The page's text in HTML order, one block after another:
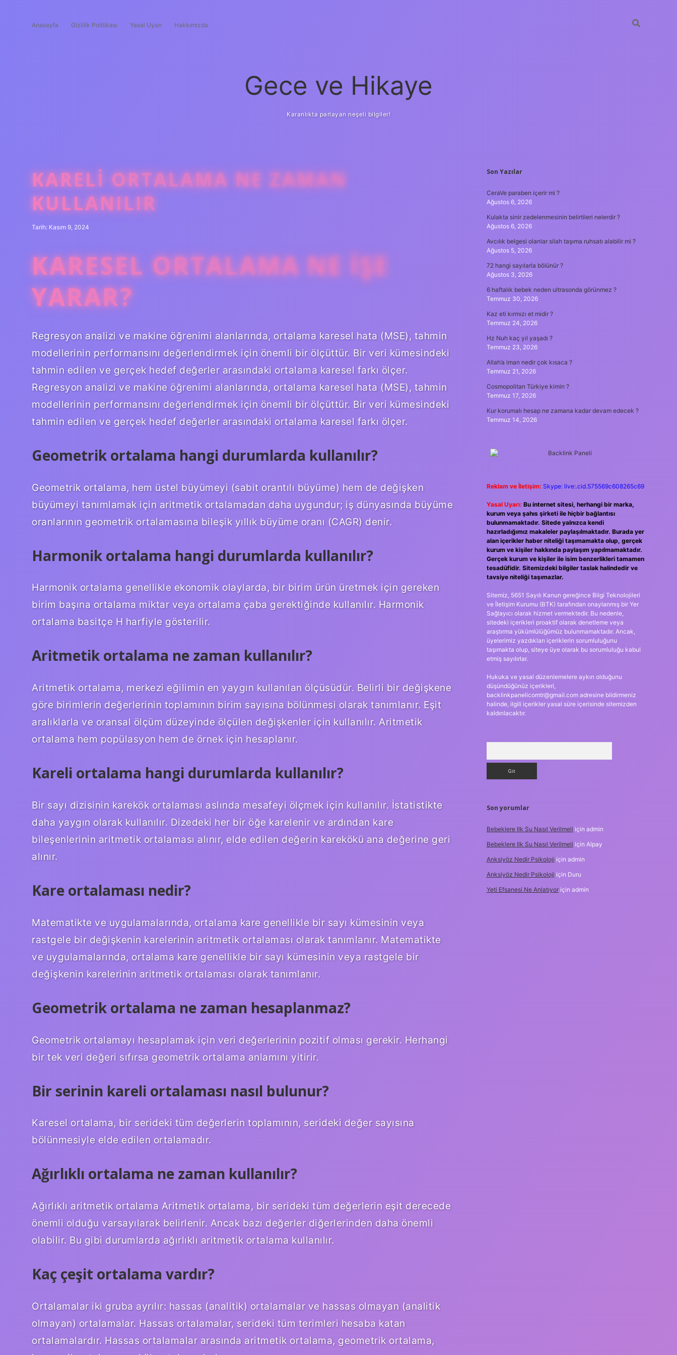
Anasayfa Gizlilik Politikası Yasal Uyarı Hakkımızda
Gece ve Hikaye
Karanlıkta parlayan neşeli bilgiler!
KARELI ORTALAMA NE ZAMAN
KULLANILIR
Tarih: Kasım 9, 2024
KARESEL ORTALAMA NE IŞE
YARAR?
Regresyon analizi ve makine öğrenimi alanlarında, ortalama karesel hata (MSE), tahmin
modellerinin performansını değerlendirmek için önemli bir ölçüttür. Bir veri kümesindeki
tahmin edilen ve gerçek hedef değerler arasındaki ortalama karesel farkı ölçer.
Regresyon analizi ve makine öğrenimi alanlarında, ortalama karesel hata (MSE), tahmin
modellerinin performansını değerlendirmek için önemli bir ölçüttür. Bir veri kümesindeki
tahmin edilen ve gerçek hedef değerler arasındaki ortalama karesel farkı ölçer.
Geometrik ortalama hangi durumlarda kullanılır?
Geometrik ortalama, hem üstel büyümeyi (sabit orantılı büyüme) hem de değişken
büyümeyi tanımlamak için aritmetik ortalamadan daha uygundur; iş dünyasında büyüme
oranlarının geometrik ortalamasına bileşik yıllık büyüme oranı (CAGR) denir.
Harmonik ortalama hangi durumlarda kullanılır?
Harmonik ortalama genellikle ekonomik olaylarda, bir birim ürün üretmek için gereken
birim başına ortalama miktar veya ortalama çaba gerektiğinde kullanılır. Harmonik
ortalama basitçe H harfiyle gösterilir.
Aritmetik ortalama ne zaman kullanılır?
Aritmetik ortalama, merkezi eğilimin en yaygın kullanılan ölçüsüdür. Belirli bir değişkene
göre birimlerin değerlerinin toplamının birim sayısına bölünmesi olarak tanımlanır. Eşit
aralıklarla ve oransal ölçüm düzeyinde ölçülen değişkenler için kullanılır. Aritmetik
ortalama hem popülasyon hem de örnek için hesaplanır.
Kareli ortalama hangi durumlarda kullanılır?
Bir sayı dizisinin karekök ortalaması aslında mesafeyi ölçmek için kullanılır. İstatistikte
daha yaygın olarak kullanılır. Dizedeki her bir öğe karelenir ve ardından kare
bileşenlerinin aritmetik ortalaması alınır, elde edilen değerin karekökü ana değerine geri
alınır.
Kare ortalaması nedir?
Matematikte ve uygulamalarında, ortalama kare genellikle bir sayı kümesinin veya
rastgele bir değişkenin karelerinin aritmetik ortalaması olarak tanımlanır. Matematikte
ve uygulamalarında, ortalama kare genellikle bir sayı kümesinin veya rastgele bir
değişkenin karelerinin aritmetik ortalaması olarak tanımlanır.
Geometrik ortalama ne zaman hesaplanmaz?
Geometrik ortalamayı hesaplamak için veri değerlerinin pozitif olması gerekir. Herhangi
bir tek veri değeri sıfırsa geometrik ortalama anlamını yitirir.
Bir serinin kareli ortalaması nasıl bulunur?
Karesel ortalama, bir serideki tüm değerlerin toplamının, serideki değer sayısına
bölünmesiyle elde edilen ortalamadır.
Ağırlıklı ortalama ne zaman kullanılır?
Ağırlıklı aritmetik ortalama Aritmetik ortalama, bir serideki tüm değerlerin eşit derecede
önemli olduğu varsayılarak belirlenir. Ancak bazı değerler diğerlerinden daha önemli
olabilir. Bu gibi durumlarda ağırlıklı aritmetik ortalama kullanılır.
Kaç çeşit ortalama vardır?
Ortalamalar iki gruba ayrılır: hassas (analitik) ortalamalar ve hassas olmayan (analitik
olmayan) ortalamalar. Hassas ortalamalar, serideki tüm terimleri hesaba katan
ortalamalardır. Hassas ortalamalar arasında aritmetik ortalama, geometrik ortalama,
SIDEBAR
Son Yazılar
CeraVe paraben içerir mi ?
Ağustos 6, 2026
Kulakta sinir zedelenmesinin belirtileri nelerdir ?
Ağustos 6, 2026
Avcılık belgesi olanlar silah taşıma ruhsatı alabilir mi ?
Ağustos 5, 2026
72 hangi sayılarla bölünür ?
Ağustos 3, 2026
6 haftalık bebek neden ultrasonda görünmez ?
Temmuz 30, 2026
Kaz eti kırmızı et midir ?
Temmuz 24, 2026
Hz Nuh kaç yıl yaşadı ?
Temmuz 23, 2026
Allah’a iman nedir çok kısaca ?
Temmuz 21, 2026
Cosmopolitan Türkiye kimin ?
Temmuz 17, 2026
Kur korumalı hesap ne zamana kadar devam edecek ?
Temmuz 14, 2026
Reklam ve İletişim: Skype: live:.cid.575569c608265c69
Yasal Uyarı: Bu internet sitesi, herhangi bir marka,
kurum veya şahıs şirketi ile hiçbir bağlantısı
bulunmamaktadır. Sitede yalnızca kendi
hazırladığımız makaleler paylaşılmaktadır. Burada yer
alan içerikler haber niteliği taşımamakta olup, gerçek
kurum ve kişiler hakkında paylaşım yapılmamaktadır.
Gerçek kurum ve kişiler ile isim benzerlikleri tamamen
tesadüfidir. Sitemizdeki bilgiler taslak halindedir ve
tavsiye niteliği taşımazlar.
Sitemiz, 5651 Sayılı Kanun gereğince Bilgi Teknolojileri
ve İletişim Kurumu (BTK) tarafından onaylanmış bir Yer
Sağlayıcı olarak hizmet vermektedir. Bu nedenle,
sitedeki içerikleri proaktif olarak denetleme veya
araştırma yükümlülüğümüz bulunmamaktadır. Ancak,
üyelerimiz yazdıkları içeriklerin sorumluluğunu
taşımakta olup, siteye üye olarak bu sorumluluğu kabul
etmiş sayılırlar.
Hukuka ve yasal düzenlemelere aykırı olduğunu
düşündüğünüz içerikleri,
backlinkpanelicomtr@gmail.comadresine bildirmeniz
halinde, ilgili içerikler yasal süre içerisinde sitemizden
kaldırılacaktır.
Son yorumlar
Bebeklere Ilk Su Nasıl Verilmeli için admin
Bebeklere Ilk Su Nasıl Verilmeli için Alpay
Anksiyöz Nedir Psikoloji için admin
Anksiyöz Nedir Psikoloji için Duru
Yeti Efsanesi Ne Anlatıyoriçin admin